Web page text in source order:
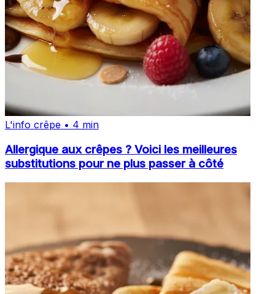
L'info crêpe • 4 min
Allergique aux crêpes ? Voici les meilleures
substitutions pour ne plus passer à côté